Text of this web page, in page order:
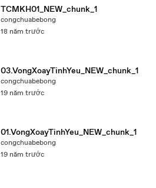
TCMKH01_NEW_chunk_1
congchuabebong
18 năm trước
03.VongXoayTinhYeu_NEW_chunk_1
congchuabebong
19 năm trước
01.VongXoayTinhYeu_NEW_chunk_1
congchuabebong
19 năm trước